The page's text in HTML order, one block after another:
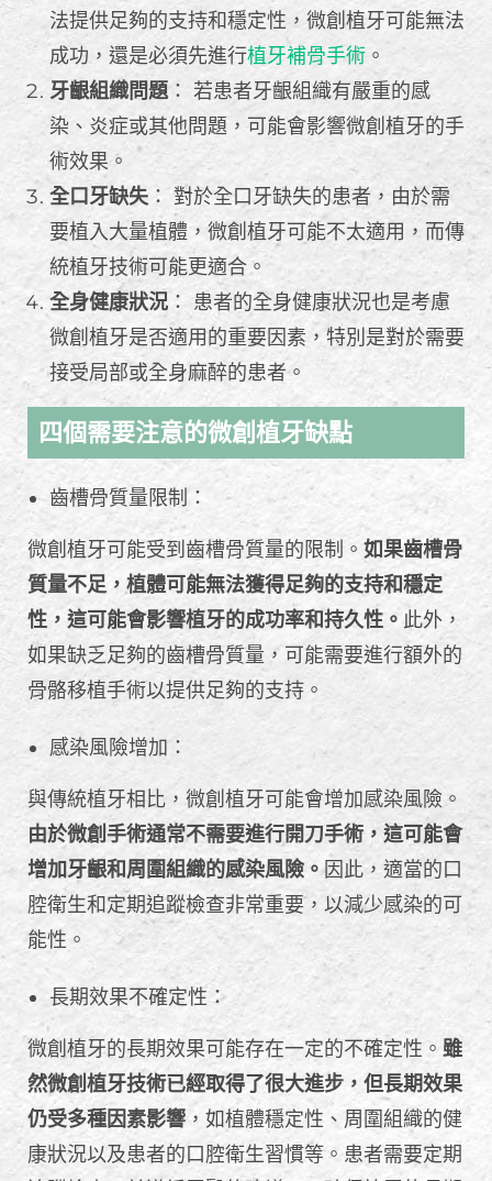
法提供足夠的支持和穩定性，微創植牙可能無法
成功，還是必須先進行植牙補骨手術 。
牙齦組織問題： 若患者牙齦組織有嚴重的感
染、炎症或其他問題，可能會影響微創植牙的手
術效果。
全口牙缺失 ： 對於全口牙缺失的患者，由於需
要植入大量植體，微創植牙可能不太適用，而傳
統植牙技術可能更適合。
全身健康狀況 ： 患者的全身健康狀況也是考慮
微創植牙是否適用的重要因素，特別是對於需要
接受局部或全身麻醉的患者。
四個需要注意的微創植牙缺點
齒槽骨質量限制：
微創植牙可能受到齒槽骨質量的限制。 如果齒槽骨
質量不足，植體可能無法獲得足夠的支持和穩定
性，這可能會影響植牙的成功率和持久性。 此外，
如果缺乏足夠的齒槽骨質量，可能需要進行額外的
骨骼移植手術以提供足夠的支持。
感染風險增加：
與傳統植牙相比，微創植牙可能會增加感染風險。
由於微創手術通常不需要進行開刀手術，這可能會
增加牙齦和周圍組織的感染風險。因此，適當的口
腔衛生和定期追蹤檢查非常重要，以減少感染的可
能性。
長期效果不確定性：
微創植牙的長期效果可能存在一定的不確定性。 雖
然微創植牙技術已經取得了很大進步，但長期效果
仍受多種因素影響 ，如植體穩定性、周圍組織的健
康狀況以及患者的口腔衛生習慣等。患者需要定期